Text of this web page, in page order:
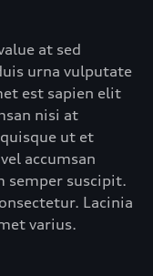
at sed
urna vulputate
est sapien elit
nisi at
ut et
accumsan
semper suscipit.
Lacinia
varius.